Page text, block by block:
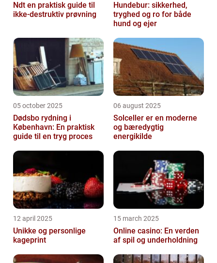
Ndt en praktisk guide til
ikke-destruktiv prøvning
Hundebur: sikkerhed,
tryghed og ro for både
hund og ejer
05 october 2025
Dødsbo rydning i
København: En praktisk
guide til en tryg proces
06 august 2025
Solceller er en moderne
og bæredygtig
energikilde
12 april 2025
Unikke og personlige
kageprint
15 march 2025
Online casino: En verden
af spil og underholdning